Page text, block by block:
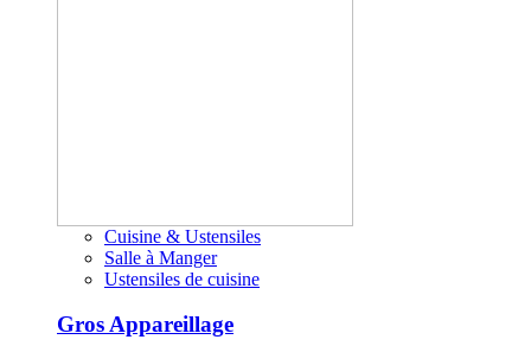
Cuisine & Ustensiles
Salle à Manger
Ustensiles de cuisine
Gros Appareillage